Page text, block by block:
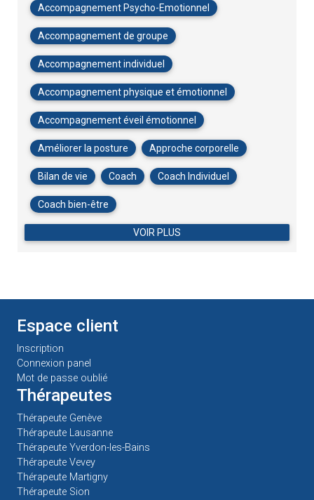
Accompagnement Psycho-Emotionnel
Accompagnement de groupe
Accompagnement individuel
Accompagnement physique et émotionnel
Accompagnement éveil émotionnel
Améliorer la posture Approche corporelle
Bilan de vie Coach Coach Individuel
Coach bien-être
VOIR PLUS
Espace client
Inscription
Connexion panel
Mot de passe oublié
Thérapeutes
Thérapeute Genève
Thérapeute Lausanne
Thérapeute Yverdon-les-Bains
Thérapeute Vevey
Thérapeute Martigny
Thérapeute Sion